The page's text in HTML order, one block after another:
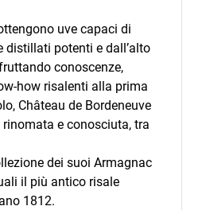
uve capaci di
distillati potenti e dall’alto
conoscenze,
how risalenti alla prima
Château de Bordeneuve
rinomata e conosciuta, tra
dei suoi Armagnac
il più antico risale
1812.